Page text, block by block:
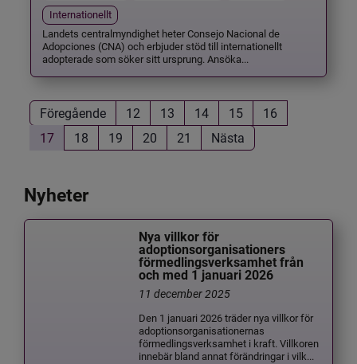
Internationellt
Landets centralmyndighet heter Consejo Nacional de
Adopciones (CNA) och erbjuder stöd till internationellt
adopterade som söker sitt ursprung. Ansöka...
Föregående 12 13 14 15
16
17
18 19 20 21 Nästa
Nyheter
Nya villkor för
adoptionsorganisationers
förmedlingsverksamhet från
och med 1 januari 2026
11 december 2025
Den 1 januari 2026 träder nya villkor för
adoptionsorganisationernas
förmedlingsverksamhet i kraft. Villkoren
innebär bland annat förändringar i vilk...